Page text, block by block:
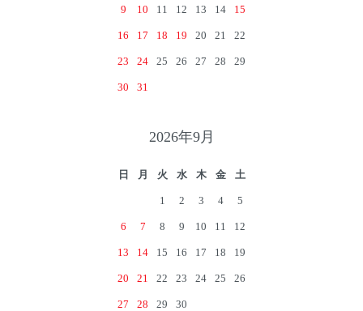
9 10 11 12 13 14 15
16 17 18 19 20 21 22
23 24 25 26 27 28 29
30 31
2026年9月
日 月 火 水 木 金 土
1 2 3 4 5
6 7 8 9 10 11 12
13 14 15 16 17 18 19
20 21 22 23 24 25 26
27 28 29 30